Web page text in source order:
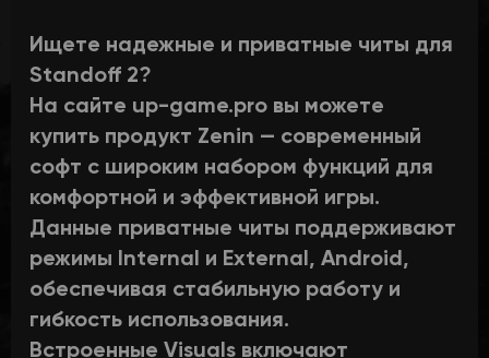
Ищете надежные и приватные читы для
Standoff 2?
На сайте up-game.pro вы можете
купить продукт Zenin — современный
софт с широким набором функций для
комфортной и эффективной игры.
Данные приватные читы поддерживают
режимы Internal и External, Android,
обеспечивая стабильную работу и
гибкость использования.
Встроенные Visuals включают